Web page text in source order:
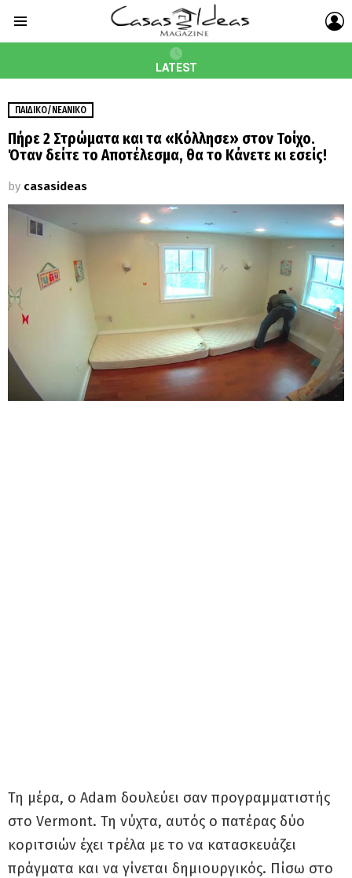
LATEST
ΠΑΙΔΙΚΌ/ΝΕΑΝΙΚΌ
Πήρε 2 Στρώματα και τα «Κόλλησε» στον Τοίχο.
Όταν δείτε το Αποτέλεσμα, θα το Κάνετε κι εσείς!
by casasideas
Τη μέρα, ο Adam δουλεύει σαν προγραμματιστής
στο Vermont. Τη νύχτα, αυτός ο πατέρας δύο
κοριτσιών έχει τρέλα με το να κατασκευάζει
πράγματα και να γίνεται δημιουργικός. Πίσω στο